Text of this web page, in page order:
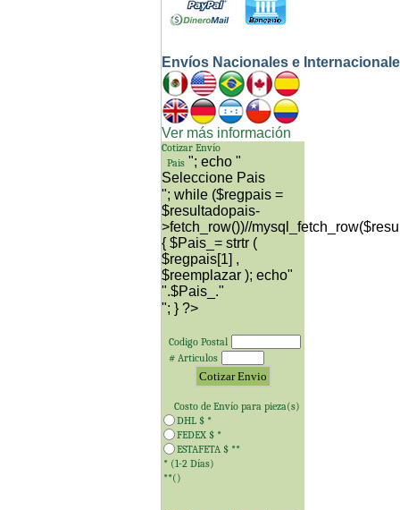
Envíos Nacionales e
Ver más información
Cotizar Envío
Pais "; echo "
"; while ($regpais =
$resultadopais-
>fetch_row())//
{ $Pais_= strtr (
$regpais[1] ,
$reemplazar ); echo"
"; } ?>
Codigo Postal
# Articulos
Costo de Envío para pieza(s)
DHL $ *
FEDEX $ *
ESTAFETA $ **
* (1-2 Días)
**()